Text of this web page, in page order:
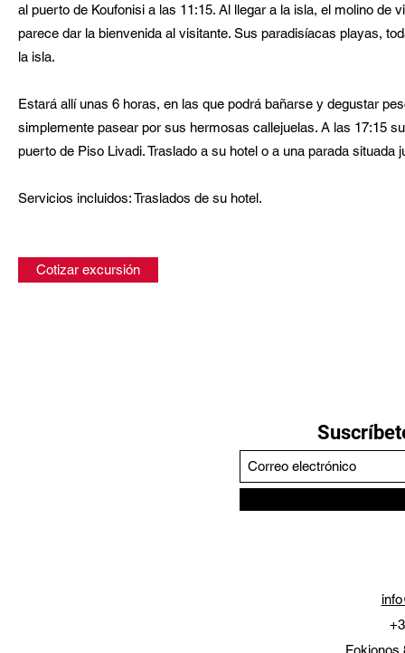
al puerto de Koufonisi a las 11:15. Al llegar a la isla, el molino de
parece dar la bienvenida al visitante. Sus paradisíacas playas,
la isla.
Estará allí unas 6 horas, en las que podrá bañarse y degustar
simplemente pasear por sus hermosas callejuelas. A las 17:15
puerto de Piso Livadi. Traslado a su hotel o a una parada situada
Servicios incluidos: Traslados de su hotel.
Cotizar excursión
Fokionos